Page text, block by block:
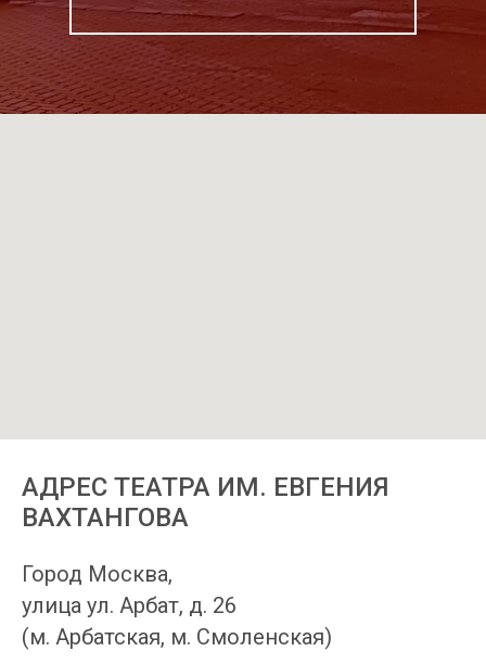
АДРЕС ТЕАТРА ИМ. ЕВГЕНИЯ
ВАХТАНГОВА
Город Москва,
улица ул. Арбат, д. 26
(м. Арбатская, м. Смоленская)